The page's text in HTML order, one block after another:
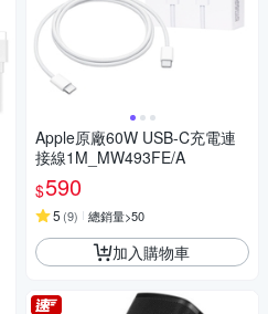
Apple原廠60W USB-C充電連
接線1M_MW493FE/A
$590
5 (9) 總銷量>50
加入購物車